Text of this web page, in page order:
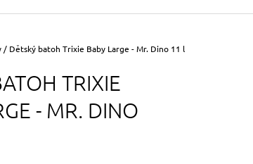
/ Dětský batoh Trixie Baby Large - Mr. Dino 11 l
TRIXIE
- MR. DINO